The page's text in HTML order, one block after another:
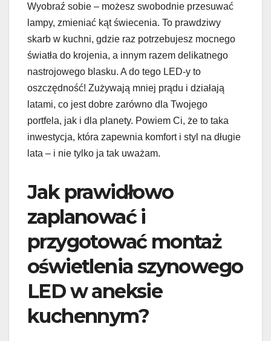
Wyobraź sobie – możesz swobodnie przesuwać
lampy, zmieniać kąt świecenia. To prawdziwy
skarb w kuchni, gdzie raz potrzebujesz mocnego
światła do krojenia, a innym razem delikatnego
nastrojowego blasku. A do tego LED-y to
oszczędność! Zużywają mniej prądu i działają
latami, co jest dobre zarówno dla Twojego
portfela, jak i dla planety. Powiem Ci, że to taka
inwestycja, która zapewnia komfort i styl na długie
lata – i nie tylko ja tak uważam.
Jak prawidłowo
zaplanować i
przygotować montaż
oświetlenia szynowego
LED w aneksie
kuchennym?